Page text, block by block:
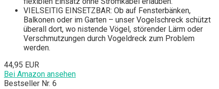
VIELSEITIG EINSETZBAR: Ob auf Fensterbänken,
Balkonen oder im Garten – unser Vogelschreck schützt
überall dort, wo nistende Vögel, störender Lärm oder
Verschmutzungen durch Vogeldreck zum Problem
werden.
44,95 EUR
Bei Amazon ansehen
Bestseller Nr. 6